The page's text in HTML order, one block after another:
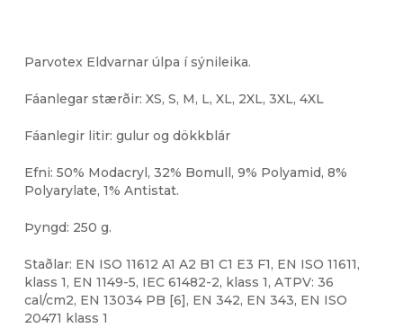
Parvotex Eldvarnar úlpa í sýnileika.
Fáanlegar stærðir: XS, S, M, L, XL, 2XL, 3XL, 4XL
Fáanlegir litir: gulur og dökkblár
Efni: 50% Modacryl, 32% Bomull, 9% Polyamid, 8%
Polyarylate, 1% Antistat.
Þyngd: 250 g.
Staðlar: EN ISO 11612 A1 A2 B1 C1 E3 F1, EN ISO 11611,
klass 1, EN 1149-5, IEC 61482-2, klass 1, ATPV: 36
cal/cm2, EN 13034 PB [6], EN 342, EN 343, EN ISO
20471 klass 1